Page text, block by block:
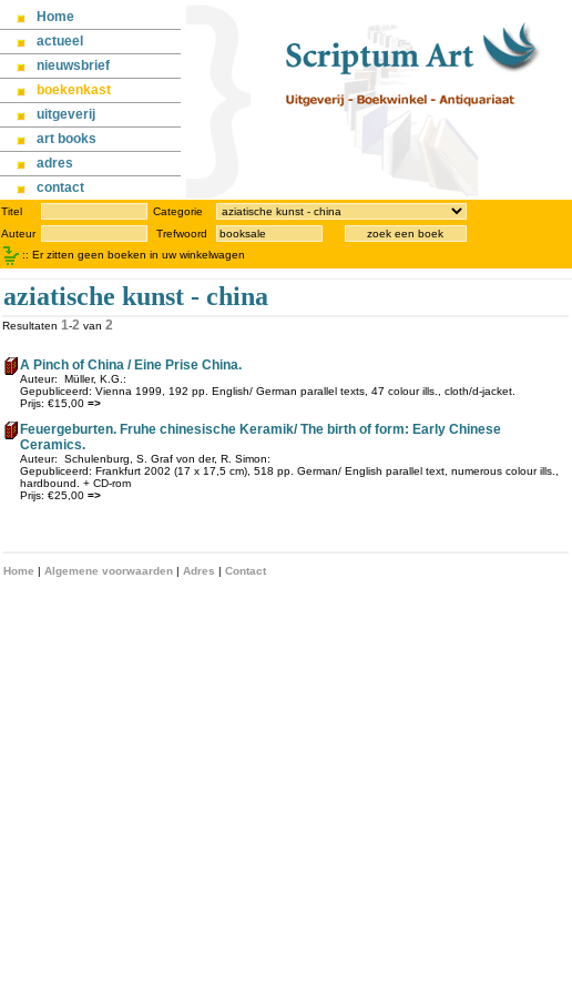
Home
actueel
nieuwsbrief
boekenkast
uitgeverij
art books
adres
contact
Titel
Categorie
Auteur
Trefwoord
zoek een boek
:: Er zitten geen boeken in uw winkelwagen
aziatische kunst - china
Resultaten 1-2 van 2
A Pinch of China / Eine Prise China.
Auteur: Müller, K.G.:
Gepubliceerd: Vienna 1999, 192 pp. English/ German parallel texts, 47 colour ills., cloth/d-jacket.
Prijs: €15,00 =>
Feuergeburten. Fruhe chinesische Keramik/ The birth of form: Early Chinese
Ceramics.
Auteur: Schulenburg, S. Graf von der, R. Simon:
Gepubliceerd: Frankfurt 2002 (17 x 17,5 cm), 518 pp. German/ English parallel text, numerous colour ills.,
hardbound. + CD-rom
Prijs: €25,00 =>
Home | Algemene voorwaarden| Adres | Contact